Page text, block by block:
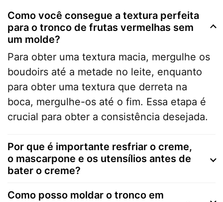
Como você consegue a textura perfeita
para o tronco de frutas vermelhas sem
um molde?
Para obter uma textura macia, mergulhe os
boudoirs até a metade no leite, enquanto
para obter uma textura que derreta na
boca, mergulhe-os até o fim. Essa etapa é
crucial para obter a consistência desejada.
Por que é importante resfriar o creme,
o mascarpone e os utensílios antes de
bater o creme?
Como posso moldar o tronco em